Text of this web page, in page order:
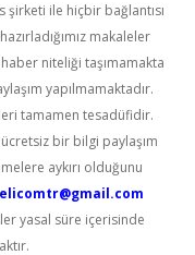
şirketi ile hiçbir bağlantısı
makaleler
niteliği taşımamakta
yapılmamaktadır.
tamamen tesadüfidir.
bir bilgi paylaşım
aykırı olduğunu
yasal süre içerisinde